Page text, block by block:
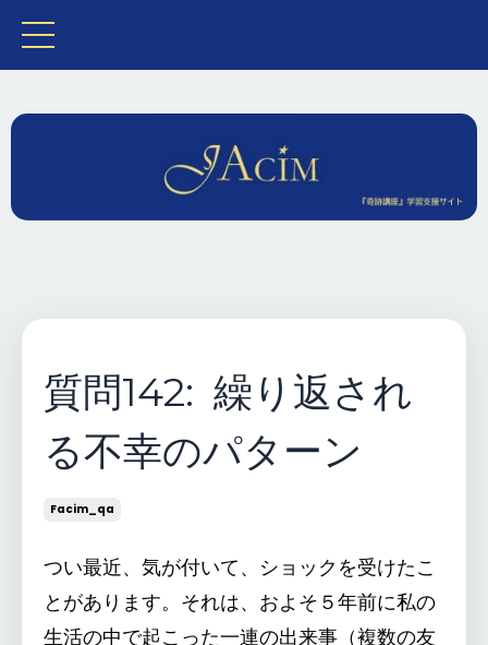
質問142: 繰り返され
る不幸のパターン
Facim_qa
つい最近、気が付いて、ショックを受けたこ
とがあります。それは、およそ５年前に私の
生活の中で起こった一連の出来事（複数の友